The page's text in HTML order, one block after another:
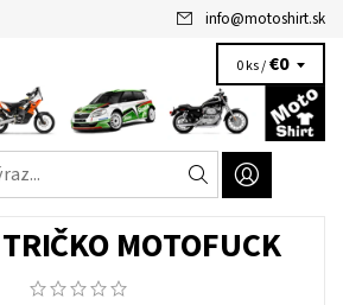
info@motoshirt.sk
0 ks /€0
MOTOFUCK